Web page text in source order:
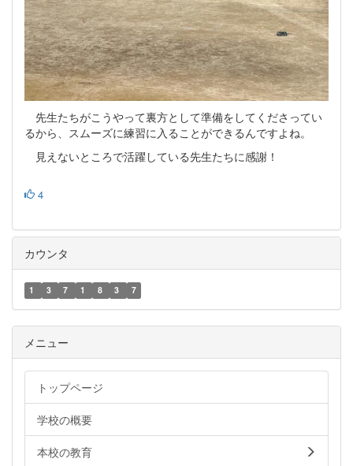
先生たちがこうやって裏方として準備をしてくださってい
るから、スムーズに練習に入ることができるんですよね。
見えないところで活躍している先生たちに感謝！
4
カウンタ
1 3 7 1 8 3 7
メニュー
トップページ
学校の概要
本校の教育